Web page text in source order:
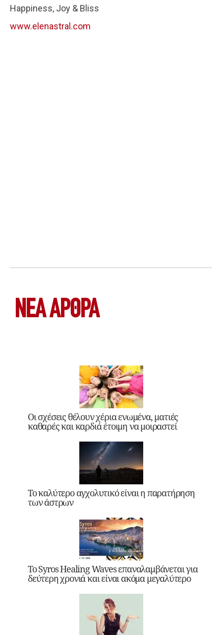
Happiness, Joy & Bliss
www.elenastral.com
ΝΕΑ ΆΡΘΡΑ
Οι σχέσεις θέλουν χέρια ενωμένα, ματιές
καθαρές και καρδιά έτοιμη να μοιραστεί
Το καλύτερο αγχολυτικό είναι η παρατήρηση
των άστρων
Το Syros Healing Waves επαναλαμβάνεται για
δεύτερη χρονιά και είναι ακόμα μεγαλύτερο